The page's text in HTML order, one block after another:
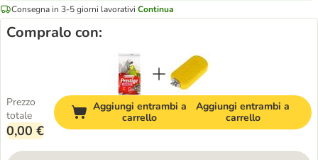
Consegna in 3-5 giorni lavorativi Continua
Compralo con:
Prezzo
totale
0,00 €
Aggiungi entrambi a
carrello
Aggiungi entrambi a
carrello